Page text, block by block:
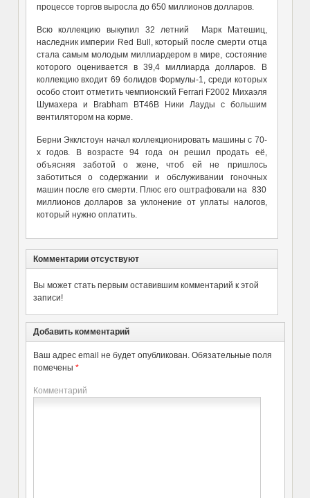
процессе торгов выросла до 650 миллионов долларов.
Всю коллекцию выкупил 32 летний Марк Матешиц,
наследник империи Red Bull, который после смерти отца
стала самым молодым миллиардером в мире, состояние
которого оценивается в 39,4 миллиарда долларов. В
коллекцию входит 69 болидов Формулы-1, среди которых
особо стоит отметить чемпионский Ferrari F2002 Михаэля
Шумахера и Brabham BT46B Ники Лауды с большим
вентилятором на корме.
Берни Экклстоун начал коллекционировать машины с 70-
х годов. В возрасте 94 года он решил продать её,
объясняя заботой о жене, чтоб ей не пришлось
заботиться о содержании и обслуживании гоночных
машин после его смерти. Плюс его оштрафовали на 830
миллионов долларов за уклонение от уплаты налогов,
который нужно оплатить.
Комментарии отсуствуют
Вы может стать первым оставившим комментарий к этой
записи!
Добавить комментарий
Ваш адрес email не будет опубликован. Обязательные поля
помечены *
Комментарий